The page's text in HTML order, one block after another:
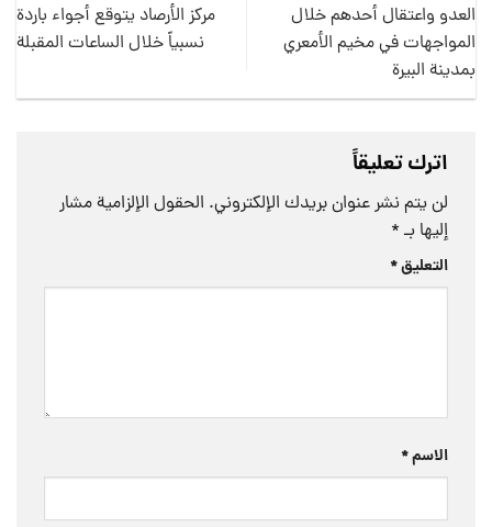
العدو واعتقال أحدهم خلال
المواجهات في مخيم الأمعري
بمدينة البيرة
مركز الأرصاد يتوقع أجواء باردة
نسبياً خلال الساعات المقبلة
اترك تعليقاً
لن يتم نشر عنوان بريدك الإلكتروني. الحقول الإلزامية مشار
إليها بـ *
التعليق*
الاسم*